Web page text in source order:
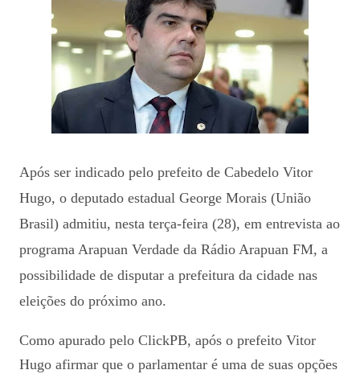
Após ser indicado pelo prefeito de Cabedelo Vitor
Hugo, o deputado estadual George Morais (União
Brasil) admitiu, nesta terça-feira (28), em entrevista ao
programa Arapuan Verdade da Rádio Arapuan FM, a
possibilidade de disputar a prefeitura da cidade nas
eleições do próximo ano.
Como apurado pelo ClickPB, após o prefeito Vitor
Hugo afirmar que o parlamentar é uma de suas opções